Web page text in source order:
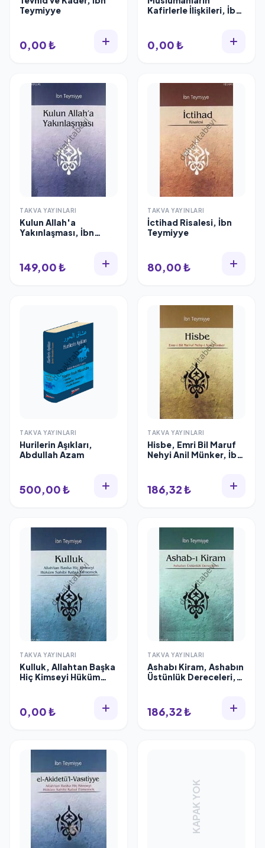
Teymiyye
0,00 ₺
Kafirlerle İlişkileri, İbn
0,00 ₺
TAKVA YAYINLARI
Kulun Allah'a
Yakınlaşması, İbn
149,00 ₺
TAKVA YAYINLARI
İctihad Risalesi, İbn
Teymiyye
80,00 ₺
TAKVA YAYINLARI
Hurilerin Aşıkları,
Abdullah Azam
500,00 ₺
TAKVA YAYINLARI
Hisbe, Emri Bil Maruf
Nehyi Anil Münker, İbn
186,32 ₺
TAKVA YAYINLARI
Kulluk, Allahtan Başka
Hiç Kimseyi Hüküm
0,00 ₺
TAKVA YAYINLARI
Ashabı Kiram, Ashabın
Üstünlük Dereceleri,
186,32 ₺
KAPAK YOK